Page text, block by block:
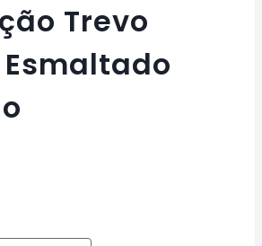
Trevo